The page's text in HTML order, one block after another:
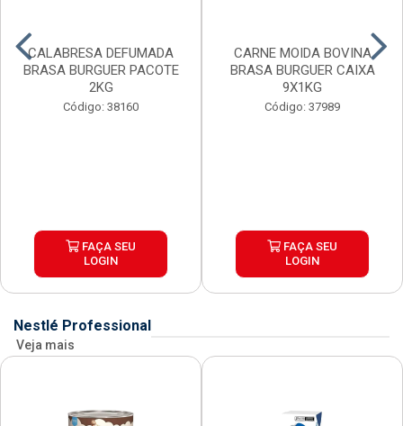
CALABRESA DEFUMADA
BRASA BURGUER PACOTE
2KG
Código: 38160
FAÇA SEU
LOGIN
CARNE MOIDA BOVINA
BRASA BURGUER CAIXA
9X1KG
Código: 37989
FAÇA SEU
LOGIN
Nestlé Professional
Veja mais